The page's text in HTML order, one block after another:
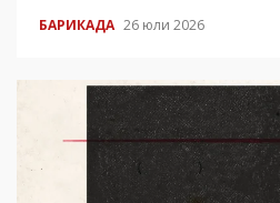
БАРИКАДА 26 юли 2026